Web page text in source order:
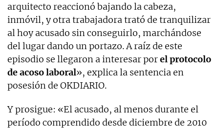
arquitecto reaccionó bajando la cabeza,
inmóvil, y otra trabajadora trató de tranquilizar
al hoy acusado sin conseguirlo, marchándose
del lugar dando un portazo. A raíz de este
episodio se llegaron a interesar porel protocolo
de acoso laboral», explica la sentencia en
posesión de OKDIARIO.
Y prosigue: «El acusado, al menos durante el
período comprendido desde diciembre de 2010